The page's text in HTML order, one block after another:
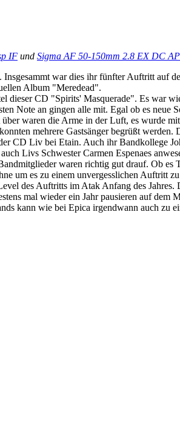
IF und Sigma AF 50-150mm 2.8 EX DC
war dies ihr fünfter Auftritt auf
Album "Meredead".
dieser CD "Spirits' Masquerade". Es war
Note an gingen alle mit. Egal ob es
waren die Arme in der Luft, es wurde
mehrere Gastsänger begrüßt
CD Liv bei Etain. Auch ihr Bandkollege
Livs Schwester Carmen Espenaes
waren richtig gut drauf. Ob
um es zu einem unvergesslichen Auftritt
des Auftritts im Atak Anfang des
mal wieder ein Jahr pausieren auf
kann wie bei Epica irgendwann auch zu